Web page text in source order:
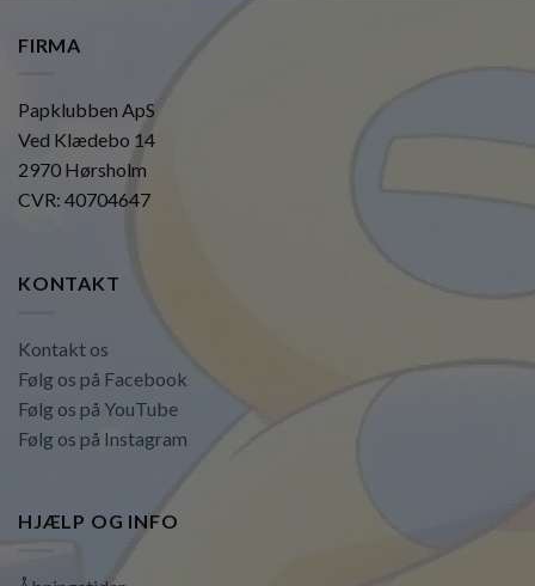
FIRMA
Papklubben ApS
Ved Klædebo 14
2970 Hørsholm
CVR: 40704647
KONTAKT
Kontakt os
Følg os på Facebook
Følg os på YouTube
Følg os på Instagram
HJÆLP OG INFO